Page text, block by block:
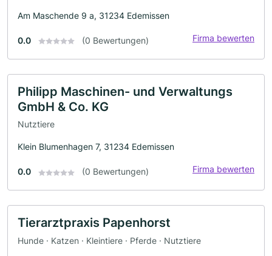
Am Maschende 9 a, 31234 Edemissen
0.0 (0 Bewertungen) Firma bewerten
Philipp Maschinen- und Verwaltungs
GmbH & Co. KG
Nutztiere
Klein Blumenhagen 7, 31234 Edemissen
0.0 (0 Bewertungen) Firma bewerten
Tierarztpraxis Papenhorst
Hunde · Katzen · Kleintiere · Pferde · Nutztiere